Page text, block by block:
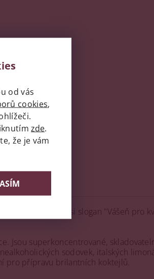
ve znaku. Zvolil si slogan "Vášeň pro
Jsou superkoncentrované,
sodovek, italských
pro přípravu brilantních koktejlů.
od vás
cookies,
zde.
že je vám